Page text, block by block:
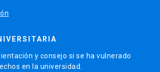
y consejo si se ha vulnerado
en la universidad.